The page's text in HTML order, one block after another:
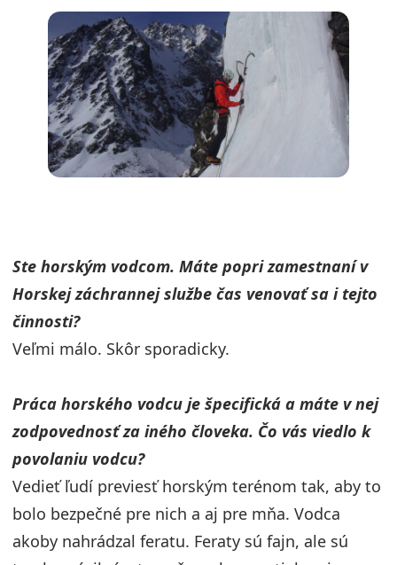
Ste horským vodcom. Máte popri zamestnaní v
Horskej záchrannej službe čas venovať sa i tejto
činnosti?
Veľmi málo. Skôr sporadicky.
Práca horského vodcu je špecifická a máte v nej
zodpovednosť za iného človeka. Čo vás viedlo k
povolaniu vodcu?
Vedieť ľudí previesť horským terénom tak, aby to
bolo bezpečné pre nich a aj pre mňa. Vodca
akoby nahrádzal feratu. Feraty sú fajn, ale sú